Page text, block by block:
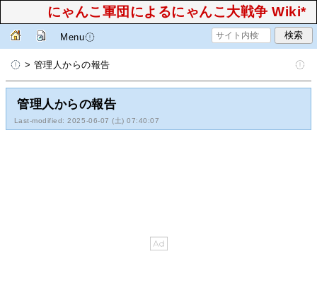
にゃんこ軍団によるにゃんこ大戦争 Wiki*
Menu
> 管理人からの報告
管理人からの報告
Last-modified: 2025-06-07 (土) 07:40:07